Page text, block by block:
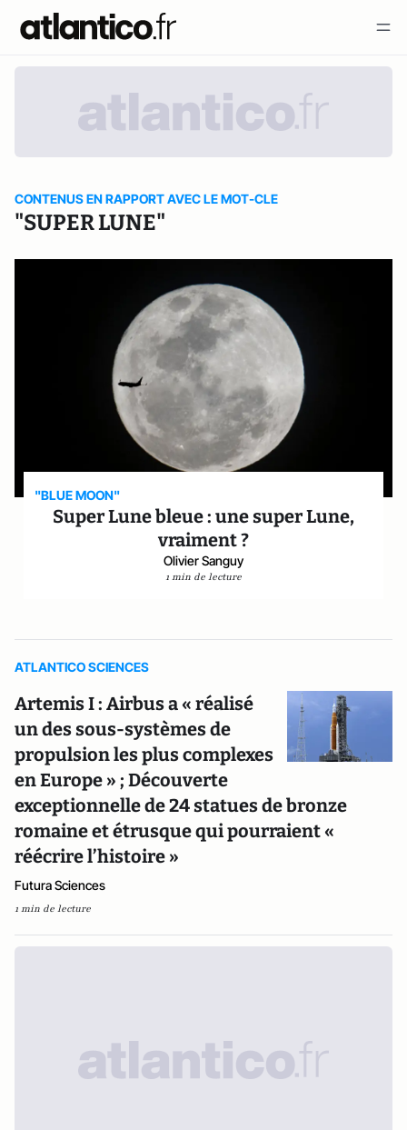
CONTENUS EN RAPPORT AVEC LE MOT-CLE
"SUPER LUNE"
"BLUE MOON"
Super Lune bleue : une super Lune,
vraiment ?
Olivier Sanguy
1 min de lecture
ATLANTICO SCIENCES
Artemis I : Airbus a « réalisé
un des sous-systèmes de
propulsion les plus complexes
en Europe » ; Découverte
exceptionnelle de 24 statues de bronze
romaine et étrusque qui pourraient «
réécrire l’histoire »
Futura Sciences
1 min de lecture